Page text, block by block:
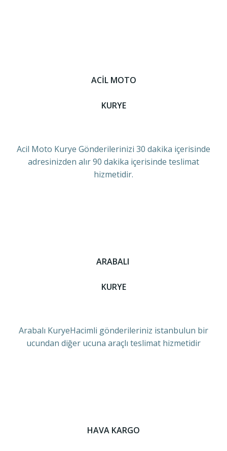
ACİL MOTO
KURYE
Acil Moto Kurye Gönderilerinizi 30 dakika içerisinde
adresinizden alır 90 dakika içerisinde teslimat
hizmetidir.
ARABALI
KURYE
Arabalı KuryeHacimli gönderileriniz istanbulun bir
ucundan diğer ucuna araçlı teslimat hizmetidir
HAVA KARGO